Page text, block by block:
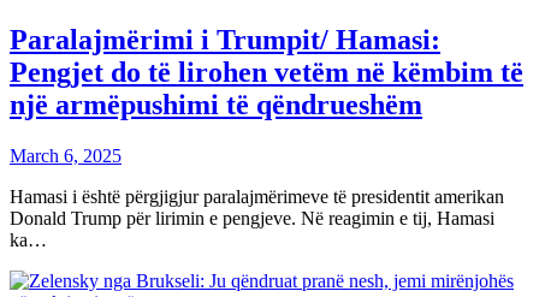
Paralajmërimi i Trumpit/ Hamasi:
Pengjet do të lirohen vetëm në këmbim të
një armëpushimi të qëndrueshëm
March 6, 2025
Hamasi i është përgjigjur paralajmërimeve të presidentit amerikan
Donald Trump për lirimin e pengjeve. Në reagimin e tij, Hamasi
ka…